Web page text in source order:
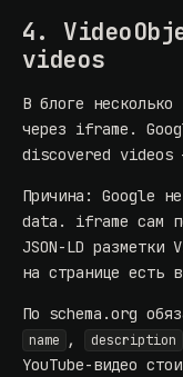
4.
videos
В блоге несколько
через iframe.
discovered videos
Причина: Google
data. iframe сам
JSON-LD разметки
на странице есть
По schema.org
name , description
YouTube-видео